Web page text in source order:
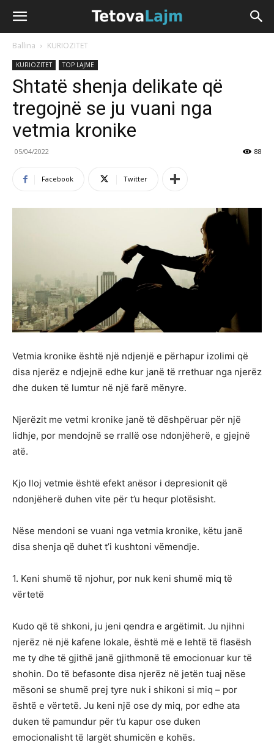
Ballina KURIOZITET
KURIOZITET TOP LAJME
​Shtatë shenja delikate që
tregojnë se ju vuani nga
vetmia kronike
05/04/2022 88
Facebook Twitter
Vetmia kronike është një ndjenjë e përhapur izolimi që
disa njerëz e ndjejnë edhe kur janë të rrethuar nga njerëz
dhe duken të lumtur në një farë mënyre.
Njerëzit me vetmi kronike janë të dëshpëruar për një
lidhje, por mendojnë se rrallë ose ndonjëherë, e gjejnë
atë.
Kjo lloj vetmie është efekt anësor i depresionit që
ndonjëherë duhen vite për t’u hequr plotësisht.
Nëse mendoni se vuani nga vetmia kronike, këtu janë
disa shenja që duhet t’i kushtoni vëmendje.
1. Keni shumë të njohur, por nuk keni shumë miq të
vërtetë
Kudo që të shkoni, ju jeni qendra e argëtimit. Ju njihni
njerëz në një kafene lokale, është më e lehtë të flasësh
me ty dhe të gjithë janë gjithmonë të emocionuar kur të
shohin. Do të befasonte disa njerëz në jetën tuaj nëse
mësoni se shumë prej tyre nuk i shikoni si miq – por
është e vërtetë. Ju keni një ose dy miq, por edhe ata
duken të pamundur për t’u kapur ose duken
emocionalisht të largët shumicën e kohës.